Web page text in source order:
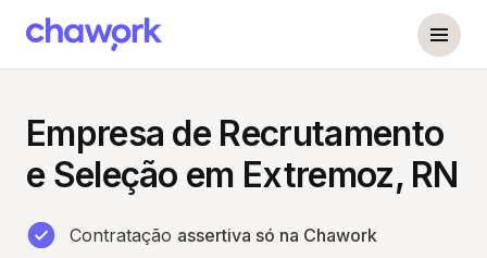
Empresa de Recrutamento
e Seleção em Extremoz, RN
Contratação assertiva só na Chawork